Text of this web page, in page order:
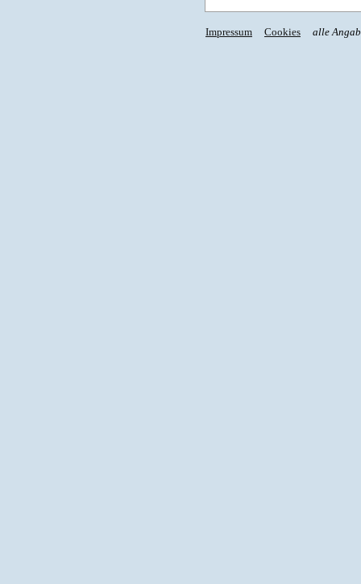
Impressum Cookies alle